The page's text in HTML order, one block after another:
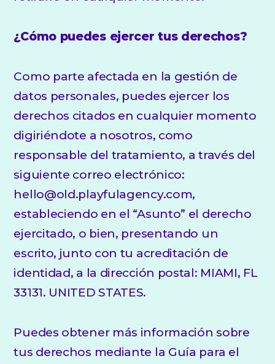
¿Cómo puedes ejercer tus derechos?
Como parte afectada en la gestión de
datos personales, puedes ejercer los
derechos citados en cualquier momento
digiriéndote a nosotros, como
responsable del tratamiento, a través del
siguiente correo electrónico:
hello@old.playfulagency.com,
estableciendo en el “Asunto” el derecho
ejercitado, o bien, presentando un
escrito, junto con tu acreditación de
identidad, a la dirección postal: MIAMI, FL
33131. UNITED STATES.
Puedes obtener más información sobre
tus derechos mediante la Guía para el